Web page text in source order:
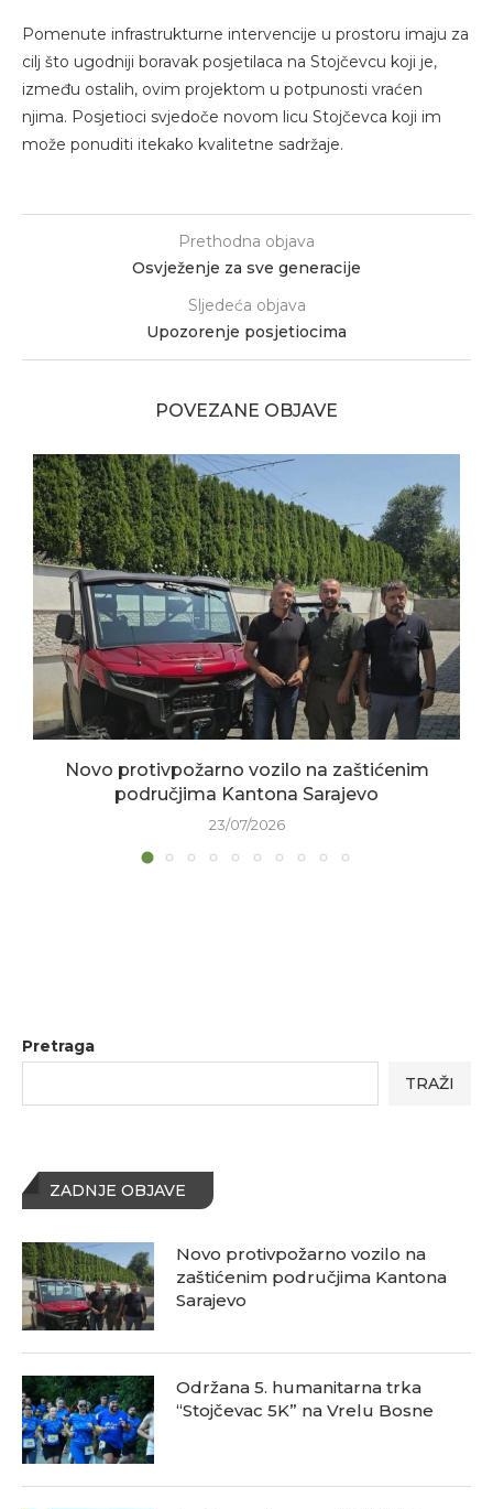
Pomenute infrastrukturne intervencije u prostoru imaju za
cilj što ugodniji boravak posjetilaca na Stojčevcu koji je,
između ostalih, ovim projektom u potpunosti vraćen
njima. Posjetioci svjedoče novom licu Stojčevca koji im
može ponuditi itekako kvalitetne sadržaje.
Prethodna objava
Osvježenje za sve generacije
Sljedeća objava
Upozorenje posjetiocima
POVEZANE OBJAVE
Novo protivpožarno vozilo na zaštićenim
područjima Kantona Sarajevo
23/07/2026
Pretraga
TRAŽI
ZADNJE OBJAVE
Novo protivpožarno vozilo na
zaštićenim područjima Kantona
Sarajevo
Održana 5. humanitarna trka
“Stojčevac 5K” na Vrelu Bosne